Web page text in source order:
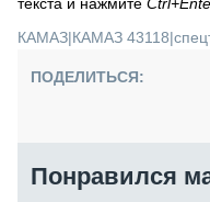
КАМАЗ|КАМАЗ 43118|
ПОДЕЛИТЬСЯ:
Понравился